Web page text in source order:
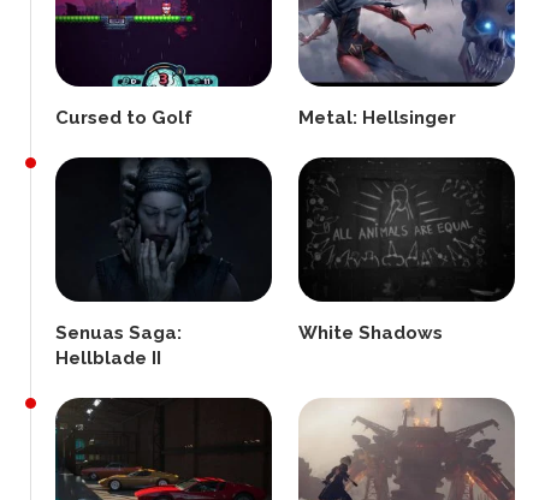
Cursed to Golf Metal: Hellsinger
Senuas Saga:
Hellblade II
White Shadows